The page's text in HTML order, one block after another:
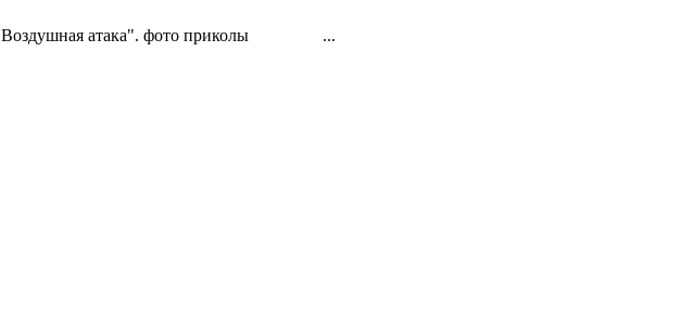
"Воздушная атака". фото приколы ...